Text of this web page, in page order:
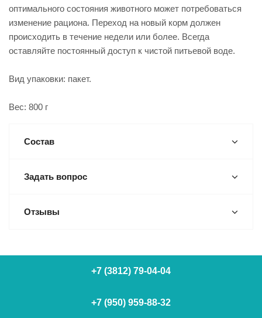
оптимального состояния животного может потребоваться
изменение рациона. Переход на новый корм должен
происходить в течение недели или более. Всегда
оставляйте постоянный доступ к чистой питьевой воде.
Вид упаковки: пакет.
Вес: 800 г
Состав
Задать вопрос
Отзывы
+7 (3812) 79-04-04
+7 (950) 959-88-32